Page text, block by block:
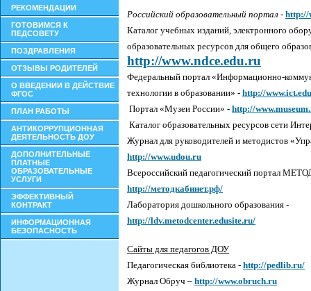
РЕКОМЕНДАЦИИ
ГОТОВИМСЯ К
ПЕДСОВЕТУ
ПОЗДРАВЛЕНИЯ
ОТЗЫВЫ РОДИТЕЛЕЙ
О ВВЕДЕНИИ В ДЕЙСТВИЕ
ФГОС
ПЛАН РАБОТЫ
АНТИКОРРУПЦИОННАЯ
ДЕЯТЕЛЬНОСТЬ ДОУ
ДОПОЛНИТЕЛЬНЫЕ
ПЛАТНЫЕ
ОБРАЗОВАТЕЛЬНЫЕ
УСЛУГИ
ЭФФЕКТИВНЫЙ
КОНТРАКТ
ИНФОРМАЦИОННАЯ
БЕЗОПАСНОСТЬ
Российский образовательный портал - http://
Каталог учебных изданий, электронного
образовательных ресурсов для общего
http://www.ndce.edu.ru
Федеральный портал «Информационно-
технологии в образовании» - http://
Портал «Музеи России» - http://
Каталог образовательных ресурсов сети
Журнал для руководителей и методистов
http://www.udou.ru
Всероссийский педагогический портал
http://методкабинет.рф/
Лаборатория дошкольного образования -
http://ldv.metodcenter.edusite.ru/
Сайты для педагогов ДОУ
Педагогическая библиотека - http://pedlib.ru/
Журнал Обруч – http://www.obruch.ru